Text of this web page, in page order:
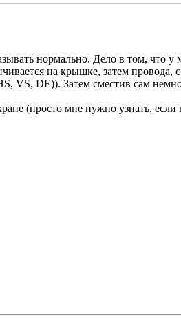
нормально. Дело в том, что у
на крышке, затем провода,
VS, DE)). Затем сместив сам
(просто мне нужно узнать,